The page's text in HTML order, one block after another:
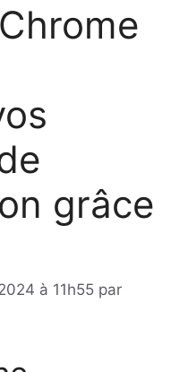
grâce
à 11h55 par